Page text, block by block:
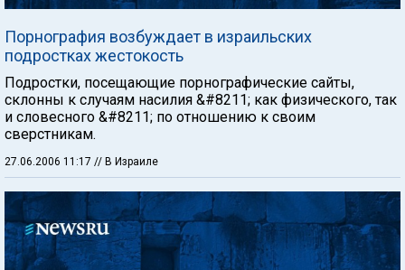
Порнография возбуждает в израильских
подростках жестокость
Подростки, посещающие порнографические сайты,
склонны к случаям насилия &#8211; как физического, так
и словесного &#8211; по отношению к своим
сверстникам.
27.06.2006 11:17 // В Израиле